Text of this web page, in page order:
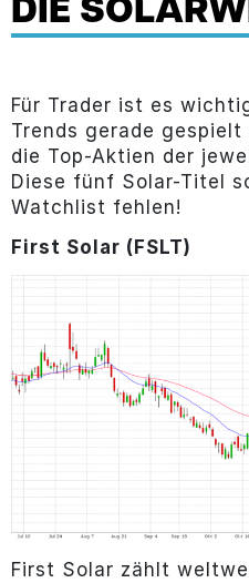
DIE
Für Trader ist es
Trends gerade
die Top-Aktien der
Diese fünf Solar-Titel
Watchlist fehlen!
First Solar (FSLT)
First Solar zählt